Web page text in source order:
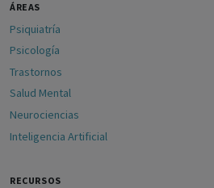
ÁREAS
Psiquiatría
Psicología
Trastornos
Salud Mental
Neurociencias
Inteligencia Artificial
RECURSOS